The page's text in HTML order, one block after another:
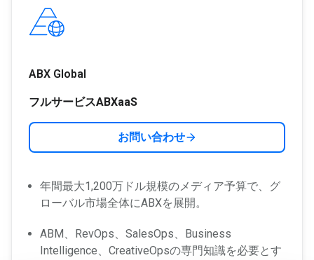
ABX Global
フルサービスABXaaS
お問い合わせ
年間最大1,200万ドル規模のメディア予算で、グ
ローバル市場全体にABXを展開。
ABM、RevOps、SalesOps、Business
Intelligence、CreativeOpsの専門知識を必要とす